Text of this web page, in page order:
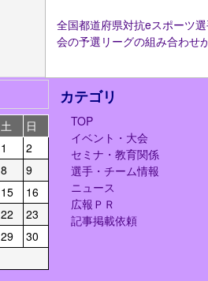
全国都道府県対抗eスポーツ
会の予選リーグの組み合わせ
土
日
1
2
8
9
15
16
22
23
29
30
カテゴリ
TOP
イベント・大会
セミナ・教育関係
選手・チーム情報
ニュース
広報ＰＲ
記事掲載依頼